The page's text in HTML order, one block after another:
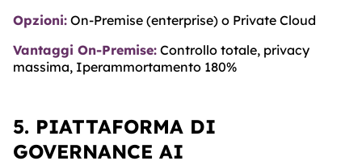
Opzioni: On-Premise (enterprise) o Private Cloud
Vantaggi On-Premise: Controllo totale, privacy
massima, Iperammortamento 180%
5. PIATTAFORMA DI
GOVERNANCE AI